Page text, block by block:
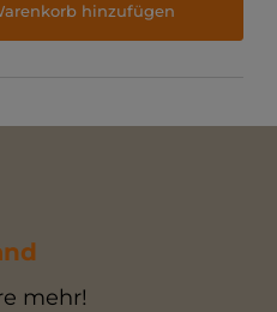
hinzufügen
mehr!